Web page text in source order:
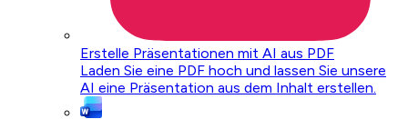
Erstelle Präsentationen mit AI aus PDF
Laden Sie eine PDF hoch und lassen Sie unsere
AI eine Präsentation aus dem Inhalt erstellen.